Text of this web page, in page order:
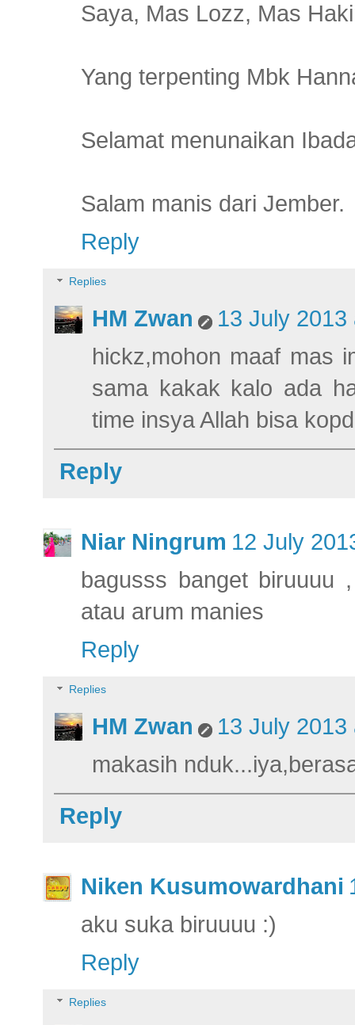
Saya, Mas Lozz, Mas
Yang terpenting Mbk
Selamat menunaikan
Salam manis dari Jember.
Reply
Replies
HM Zwan
13 July 2013
hickz,mohon maaf mas
sama kakak kalo ada
time insya Allah bisa
Reply
Niar Ningrum 12 July
bagusss banget biruuuu
atau arum manies
Reply
Replies
HM Zwan
13 July 2013
makasih
Reply
Niken Kusumowardhani
aku suka biruuuu :)
Reply
Replies